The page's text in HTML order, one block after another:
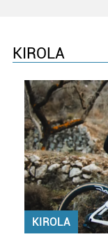
KIROLA
KIROLA